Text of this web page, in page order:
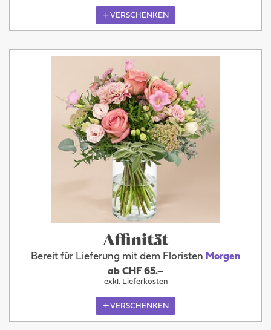
VERSCHENKEN
Affinität
Bereit für Lieferung mit dem Floristen Morgen
ab CHF 65.–
exkl. Lieferkosten
VERSCHENKEN